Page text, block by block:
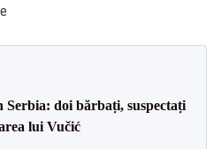
Serbia: doi bărbați, suspectați
lui Vučić